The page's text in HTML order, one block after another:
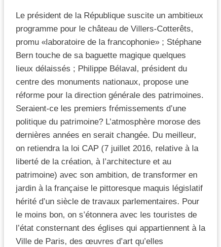
Le président de la République suscite un ambitieux
programme pour le château de Villers-Cotterêts,
promu «laboratoire de la francophonie» ; Stéphane
Bern touche de sa baguette magique quelques
lieux délaissés ; Philippe Bélaval, président du
centre des monuments nationaux, propose une
réforme pour la direction générale des patrimoines.
Seraient-ce les premiers frémissements d’une
politique du patrimoine? L’atmosphère morose des
dernières années en serait changée. Du meilleur,
on retiendra la loi CAP (7 juillet 2016, relative à la
liberté de la création, à l’architecture et au
patrimoine) avec son ambition, de transformer en
jardin à la française le pittoresque maquis législatif
hérité d’un siècle de travaux parlementaires. Pour
le moins bon, on s’étonnera avec les touristes de
l’état consternant des églises qui appartiennent à la
Ville de Paris, des œuvres d’art qu’elles